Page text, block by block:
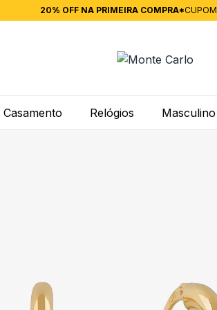
20% OFF NA PRIMEIRA COMPRA*CUPOM
Casamento Relógios Masculino